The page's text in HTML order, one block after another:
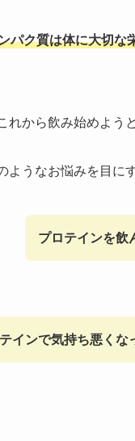
パク質は体に大切な
れから飲み始めよう
うなお悩みを目に
プロテインを飲
インで気持ち悪くな